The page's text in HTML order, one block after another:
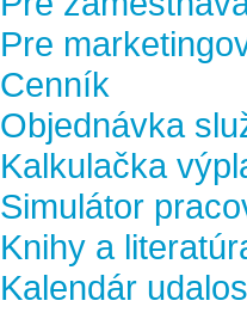
Pre
Cenník
Objednávka
Kalkulačka
Simulátor
Knihy a
Kalendár